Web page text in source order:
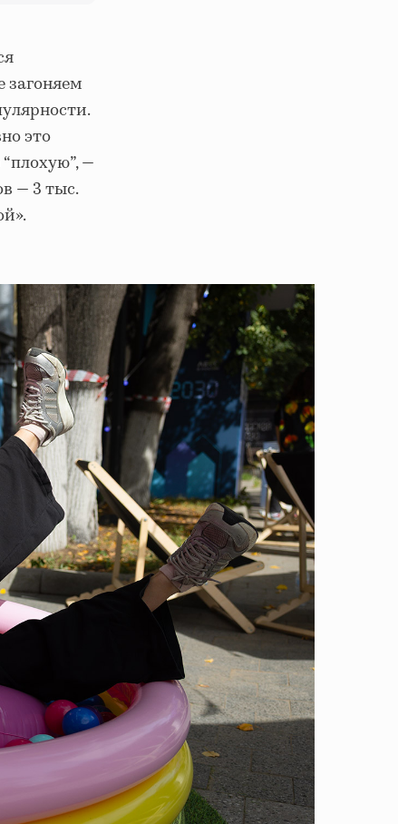
загоняем
это
—
— 3 тыс.